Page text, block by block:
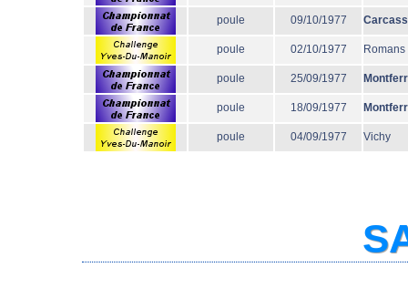
poule 09/10/1977
poule 02/10/1977 Romans
poule 25/09/1977
poule 18/09/1977
poule 04/09/1977 Vichy